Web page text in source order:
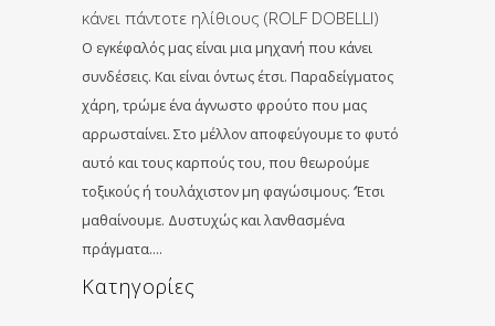
κάνει πάντοτε ηλίθιους (ROLF DOBELLI)
Ο εγκέφαλός μας είναι μια μηχανή που κάνει
συνδέσεις. Και είναι όντως έτσι. Παραδείγματος
χάρη, τρώμε ένα άγνωστο φρούτο που μας
αρρωσταίνει. Στο μέλλον αποφεύγουμε το φυτό
αυτό και τους καρπούς του, που θεωρούμε
τοξικούς ή τουλάχιστον μη φαγώσιμους. ‘Έτσι
μαθαίνουμε. Δυστυχώς και λανθασμένα
πράγματα….
Kατηγορίες